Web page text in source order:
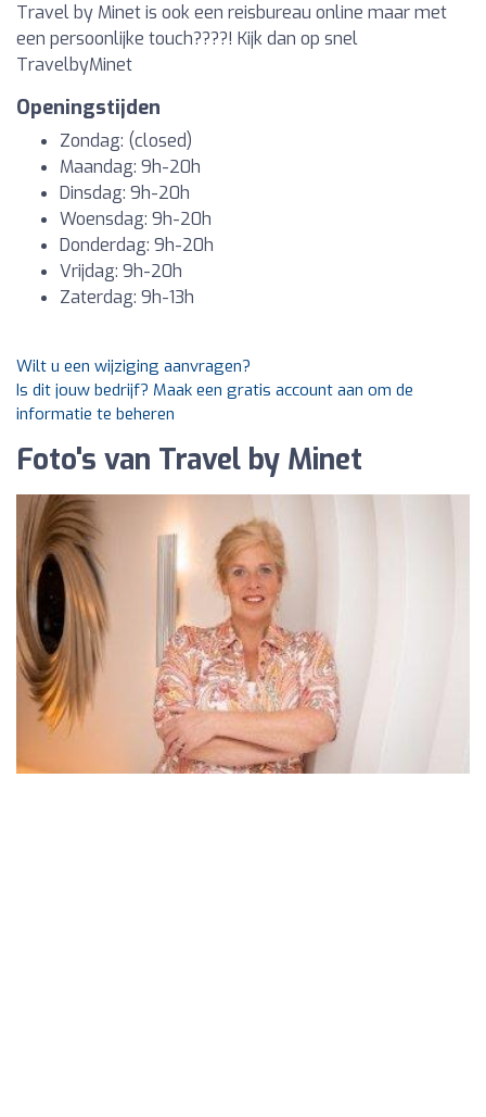
Travel by Minet is ook een reisbureau online maar met
een persoonlijke touch????! Kijk dan op snel
TravelbyMinet
Openingstijden
Zondag: (closed)
Maandag: 9h-20h
Dinsdag: 9h-20h
Woensdag: 9h-20h
Donderdag: 9h-20h
Vrijdag: 9h-20h
Zaterdag: 9h-13h
Wilt u een wijziging aanvragen?
Is dit jouw bedrijf? Maak een gratis account aan om de
informatie te beheren
Foto's van Travel by Minet